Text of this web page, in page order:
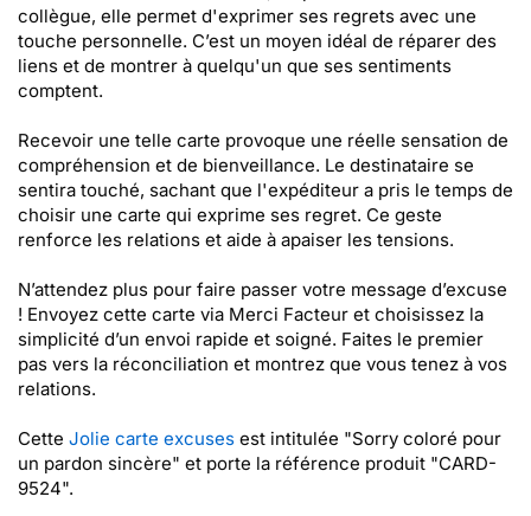
collègue, elle permet d'exprimer ses regrets avec une
touche personnelle. C’est un moyen idéal de réparer des
liens et de montrer à quelqu'un que ses sentiments
comptent.
Recevoir une telle carte provoque une réelle sensation de
compréhension et de bienveillance. Le destinataire se
sentira touché, sachant que l'expéditeur a pris le temps de
choisir une carte qui exprime ses regret. Ce geste
renforce les relations et aide à apaiser les tensions.
N’attendez plus pour faire passer votre message d’excuse
! Envoyez cette carte via Merci Facteur et choisissez la
simplicité d’un envoi rapide et soigné. Faites le premier
pas vers la réconciliation et montrez que vous tenez à vos
relations.
Cette Jolie carte excuses est intitulée "Sorry coloré pour
un pardon sincère" et porte la référence produit "CARD-
9524".